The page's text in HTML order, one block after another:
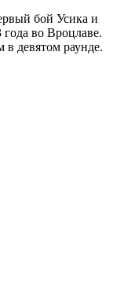
бой Усика и
года во Вроцлаве.
в девятом раунде.